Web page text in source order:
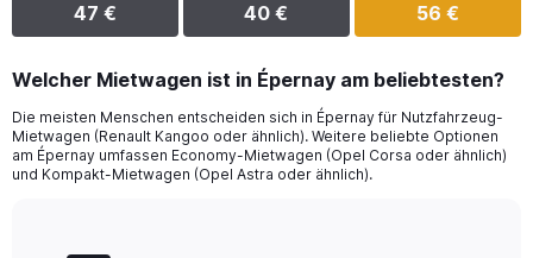
47 € 40 € 56 €
Welcher Mietwagen ist in Épernay am beliebtesten?
Die meisten Menschen entscheiden sich in Épernay für Nutzfahrzeug-
Mietwagen (Renault Kangoo oder ähnlich). Weitere beliebte Optionen
am Épernay umfassen Economy-Mietwagen (Opel Corsa oder ähnlich)
und Kompakt-Mietwagen (Opel Astra oder ähnlich).